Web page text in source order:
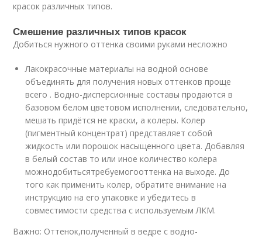
красок различных типов.
Смешение различных типов красок
Добиться нужного оттенка своими руками несложно
Лакокрасочные материалы на водной основе
объединять для получения новых оттенков проще
всего . Водно-дисперсионные составы продаются в
базовом белом цветовом исполнении, следовательно,
мешать придётся не краски, а колеры. Колер
(пигментный концентрат) представляет собой
жидкость или порошок насыщенного цвета. Добавляя
в белый состав то или иное количество колера
можнодобитьсятребуемогооттенка на выходе. До
того как применить колер, обратите внимание на
инструкцию на его упаковке и убедитесь в
совместимости средства с используемым ЛКМ.
Важно: Оттенок,полученный в ведре с водно-